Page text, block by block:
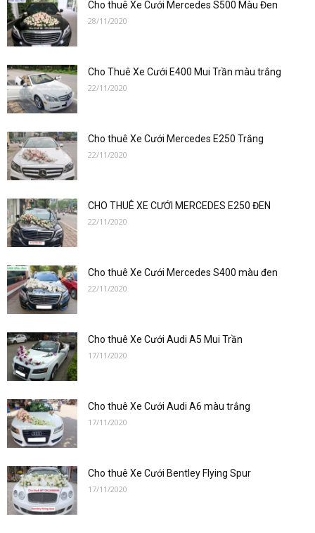
Dat
xe
san
bay|
Cho thuê Xe Cưới Mercedes S500 Màu Đen
28/11/2020
Cho Thuê Xe Cưới E400 Mui Trần màu trắng
22/11/2020
Cho thuê Xe Cưới Mercedes E250 Trắng
22/11/2020
CHO THUÊ XE CƯỚI MERCEDES E250 ĐEN
22/11/2020
Cho thuê Xe Cưới Mercedes S400 màu đen
22/11/2020
Cho thuê Xe Cưới Audi A5 Mui Trần
17/11/2020
Cho thuê Xe Cưới Audi A6 màu trắng
17/11/2020
Cho thuê Xe Cưới Bentley Flying Spur
17/11/2020